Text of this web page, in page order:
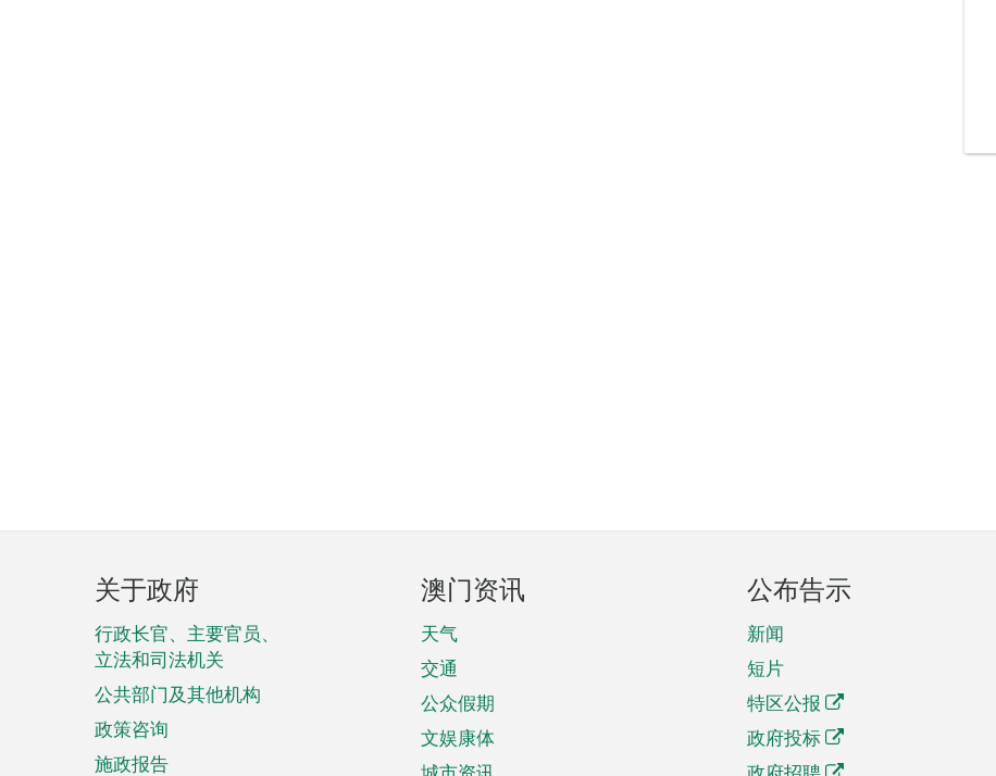
页
脚
菜
单
关于政府
行政长官、主要官员、
立法和司法机关
公共部门及其他机构
政策咨询
施政报告
澳门资讯
天气
交通
公众假期
文娱康体
公布告示
新闻
短片
特区公报
政府投标